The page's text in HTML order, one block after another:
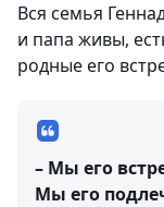
Вся семья
и папа живы,
родные его
– Мы его
Мы его